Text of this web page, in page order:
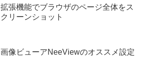
拡張機能でブラウザのページ全体をス
クリーンショット
画像ビューアNeeViewのオススメ設定